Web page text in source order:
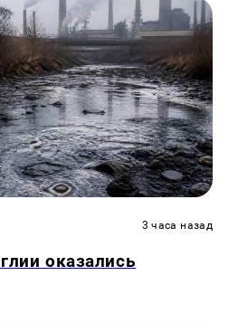
3 часа назад
оказались